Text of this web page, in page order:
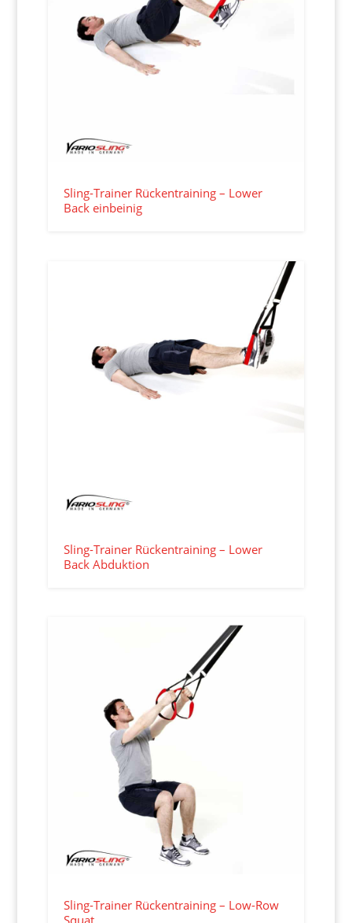
Sling-Trainer Rückentraining – Lower
Back einbeinig
Sling-Trainer Rückentraining – Lower
Back Abduktion
Sling-Trainer Rückentraining – Low-Row
Squat